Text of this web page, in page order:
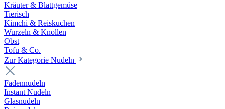
Kräuter & Blattgemüse
Tierisch
Kimchi & Reiskuchen
Wurzeln & Knollen
Obst
Tofu & Co.
Zur Kategorie Nudeln
Fadennudeln
Instant Nudeln
Glasnudeln